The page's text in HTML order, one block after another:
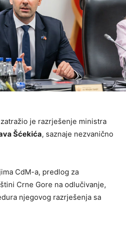
zatražio je razrješenje ministra
Šćekića, saznaje nezvanično
CdM-a, predlog za
Crne Gore na odlučivanje,
njegovog razrješenja sa